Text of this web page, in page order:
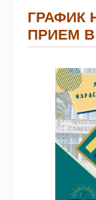
ГРАФИК
ПРИЕМ В